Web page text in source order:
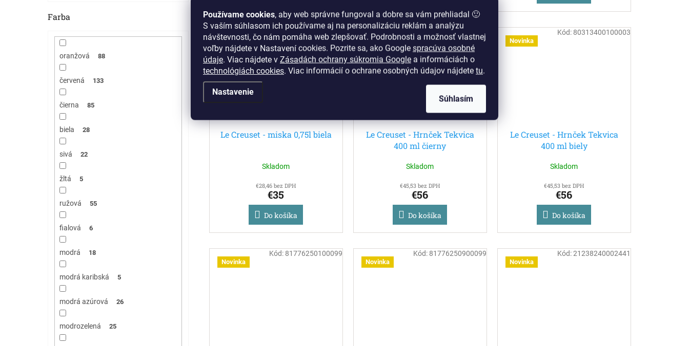
Používame cookies, aby web správne fungoval a dobre sa vám prehliadal 🙂
S vaším súhlasom ich používame aj na personalizáciu reklám a analýzu
návštevnosti, čo nám pomáha web zlepšovať. Podrobnosti a možnosť vlastnej
voľby nájdete v Nastavení cookies. Pozrite sa, ako Google spracúva osobné
údaje. Viac nájdete v Zásadách ochrany súkromia Google a informáciách o
technológiách cookies. Viac informácií o ochrane osobných údajov nájdete tu.
Nastavenie
Súhlasím
Farba
oranžová 88
červená 133
čierna 85
biela 28
sivá 22
žltá 5
ružová 55
fialová 6
modrá 18
modrá karibská 5
modrá azúrová 26
modrozelená 25
Novinka
Le Creuset - miska 0,75l biela
Skladom
€28,46 bez DPH
€35
Do košíka
Kód: 81775750100099
Novinka
Le Creuset - Hrnček Tekvica
400 ml čierny
Skladom
€45,53 bez DPH
€56
Do košíka
Kód: 80313400000003
Novinka
Le Creuset - Hrnček Tekvica
400 ml biely
Skladom
€45,53 bez DPH
€56
Do košíka
Kód: 80313400100003
Novinka
Kód: 81776250100099
Novinka
Kód: 81776250900099
Novinka
Kód:21238240002441